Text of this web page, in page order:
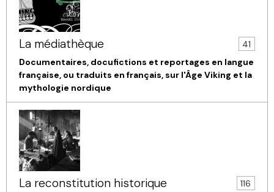
La médiathèque
41
Documentaires, docufictions et reportages en langue
française, ou traduits en français, sur l'Âge Viking et la
mythologie nordique
La reconstitution historique
116